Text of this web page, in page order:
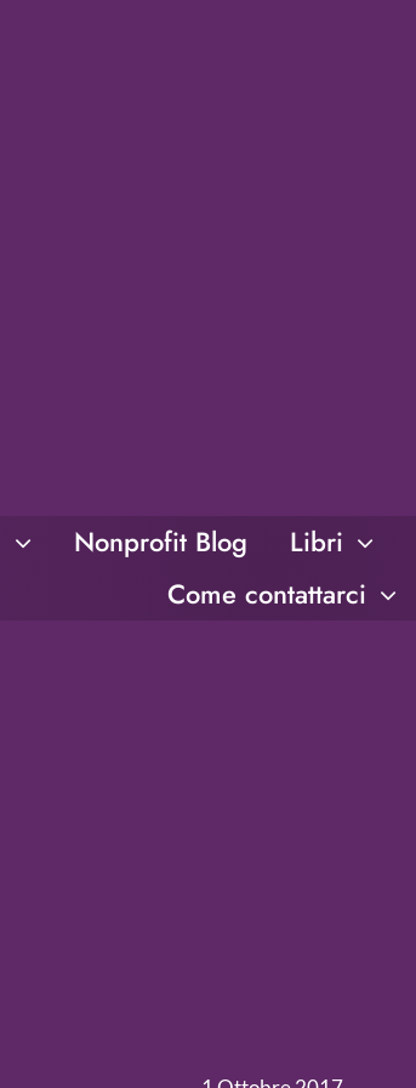
Nonprofit Blog Libri
Come contattarci